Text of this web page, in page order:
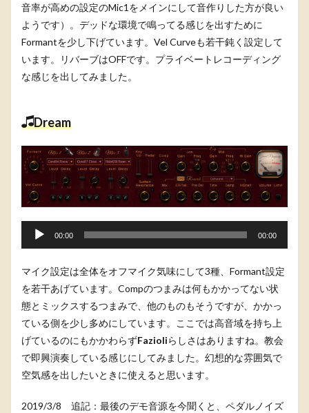
ヤ
ー
音率が高めの設定のMic1をメインにして音作りした方が良い
ようです）。デッドな環境で鳴ってる感じを出すために
Formantを少し下げています。Vel Curveも若干鈍く設定して
います。リバーブはOFFです。プライベートレコーディング
な感じを出してみました。
Dream
音
レ
ー
ヤ
ー
00:00 00:00
マイク設定は全体をオフマイク気味にして3種、Formant設定
を若干あげています。Compのつまみは何もかかってない状
態とミックスするつまみで、他のものもそうですが、かかっ
ている側を少し多めにしています。ここでは高音域を持ち上
げているのにもかかわらずFazioliらしさはありますね。教会
で即興演奏している感じにしてみました。幻想的な雰囲気で
空気感を出したいときに使えると思います。
2019/3/8 追記：最後のデモ音源を今聞くと、ペダルノイズ